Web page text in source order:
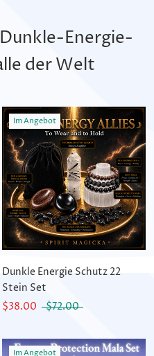
Energie-
der Welt
Im Angebot
Dunkle Energie Schutz 22
Stein Set
$38.00
$72.00
Im Angebot